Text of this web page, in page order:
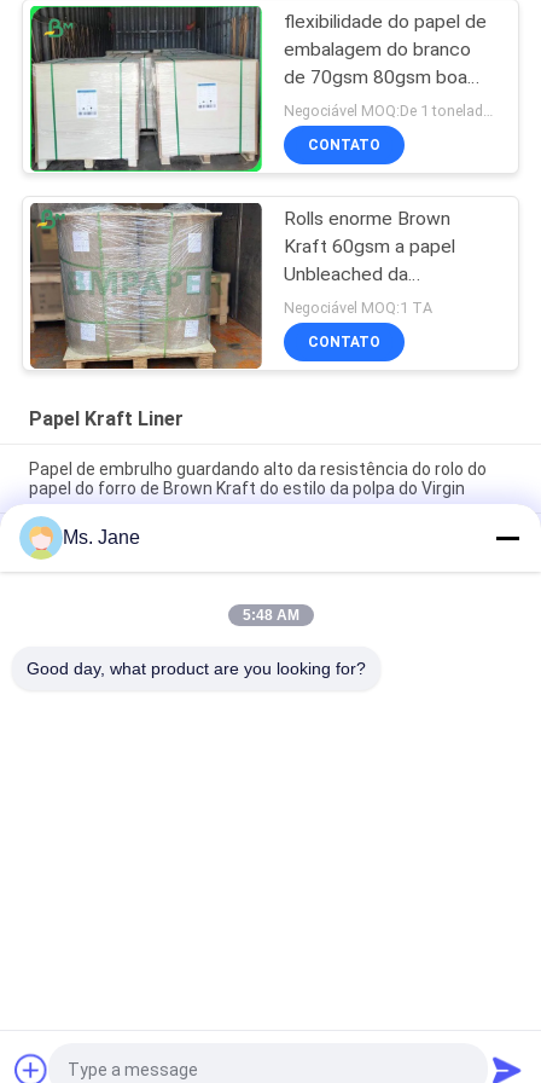
flexibilidade do papel de
embalagem do branco
de 70gsm 80gsm boa
para o empacotamento
dos petiscos
CONTATO
Rolls enorme Brown
Kraft 60gsm a papel
Unbleached da
intercalação 120gsm
para o envelope
Negociável MOQ:1 TA
CONTATO
Papel Kraft Liner
Papel de embrulho guardando alto da resistência do rolo do
papel do forro de Brown Kraft do estilo da polpa do Virgin
A madeira do Virgin do papel de embalagem de Brown reduz a
polpa 250GSM 300GSM para caixas do alimento
Papel alto do forro de Kraft do cimento da polpa 80gsm
90gsm do Virgin da resistência da explosão para o saco da
Pedir um orçamento
Ms. Jane
5:48 AM
Good day, what product are you looking for?